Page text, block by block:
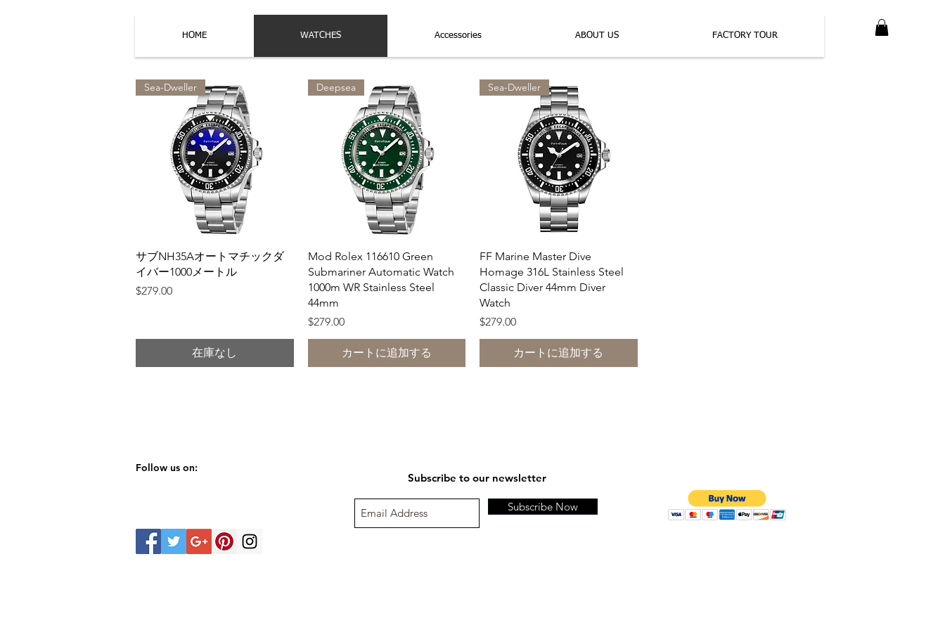
HOME WATCHES Accessories ABOUT US FACTORY TOUR
クイックビュー
Sea-Dweller
サブNH35Aオートマチックダ
イバー1000メートル
価格
$279.00
在庫なし
クイックビュー
Deepsea
Mod Rolex 116610 Green
Submariner Automatic Watch
1000m WR Stainless Steel
44mm
価格
$279.00
カートに追加する
クイックビュー
Sea-Dweller
FF Marine Master Dive
Homage 316L Stainless Steel
Classic Diver 44mm Diver
Watch
価格
$279.00
カートに追加する
Follow us on:
Subscribe to our newsletter
Subscribe Now